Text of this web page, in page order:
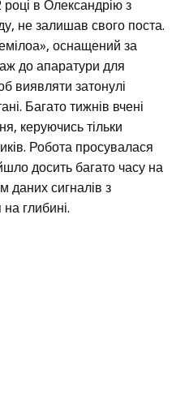
в Олександрію з
не залишав свого поста.
оснащений за
до апаратури для
виявляти затонулі
Багато тижнів вчені
керуючись тільки
Робота просувалася
досить багато часу на
даних сигналів з
глибині.